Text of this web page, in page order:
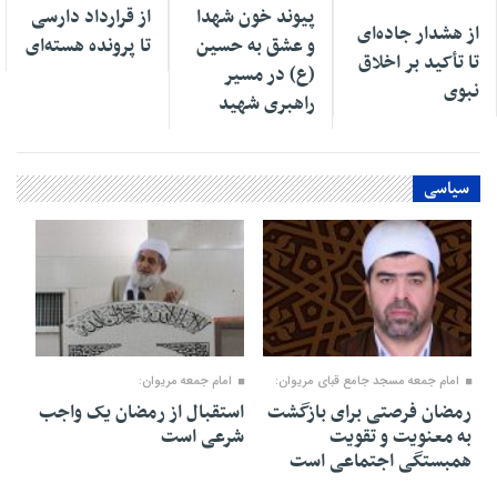
از هشدار جاده‌ای
تا تأکید بر اخلاق
نبوی
پیوند خون شهدا
و عشق به حسین
(ع) در مسیر
راهبری شهید
از قرارداد دارسی
تا پرونده هسته‌ای
سیاسی
امام جمعه مسجد جامع قبای مریوان:
رمضان فرصتی برای بازگشت
به معنویت و تقویت
همبستگی اجتماعی است
امام جمعه مریوان:
استقبال از رمضان یک واجب
شرعی است